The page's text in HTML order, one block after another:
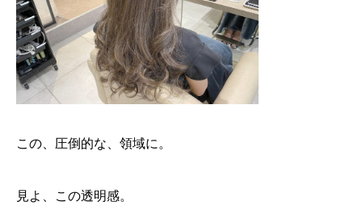
この、圧倒的な、領域に。
見よ、この透明感。